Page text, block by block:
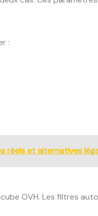
:
réels et alternatives
OVH. Les filtres